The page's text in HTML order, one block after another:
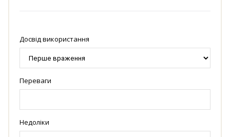
Досвід використання
Переваги
Недоліки